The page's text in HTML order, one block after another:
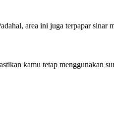
area ini juga terpapar sinar
kamu tetap menggunakan